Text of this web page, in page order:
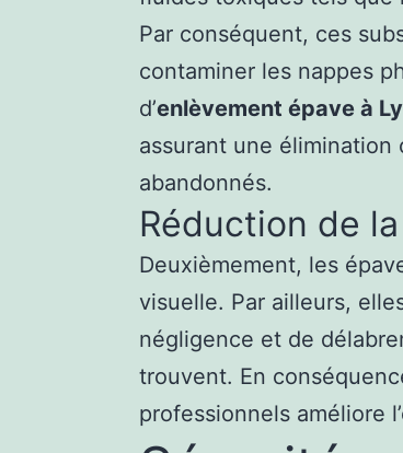
Par conséquent, ces
contaminer les nappes
d’enlèvement épave à
assurant une
abandonnés.
Réduction de
Deuxièmement, les
visuelle. Par ailleurs,
négligence et de
trouvent. En
professionnels améliore